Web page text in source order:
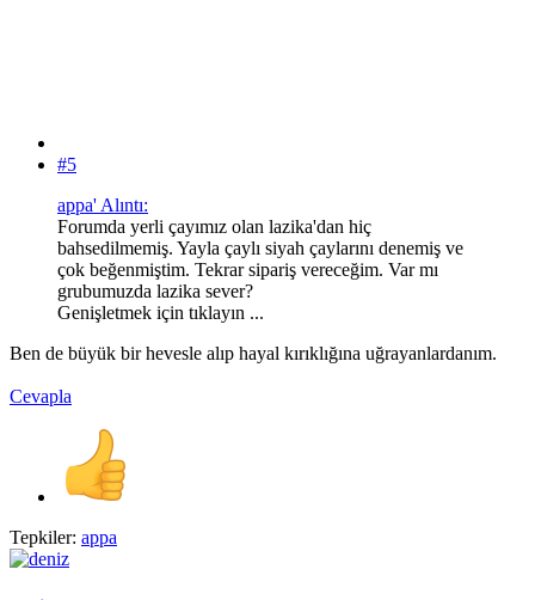
#5
appa' Alıntı:
Forumda yerli çayımız olan lazika'dan hiç
bahsedilmemiş. Yayla çaylı siyah çaylarını denemiş ve
çok beğenmiştim. Tekrar sipariş vereceğim. Var mı
grubumuzda lazika sever?
Genişletmek için tıklayın ...
Ben de büyük bir hevesle alıp hayal kırıklığına uğrayanlardanım.
Cevapla
Tepkiler: appa